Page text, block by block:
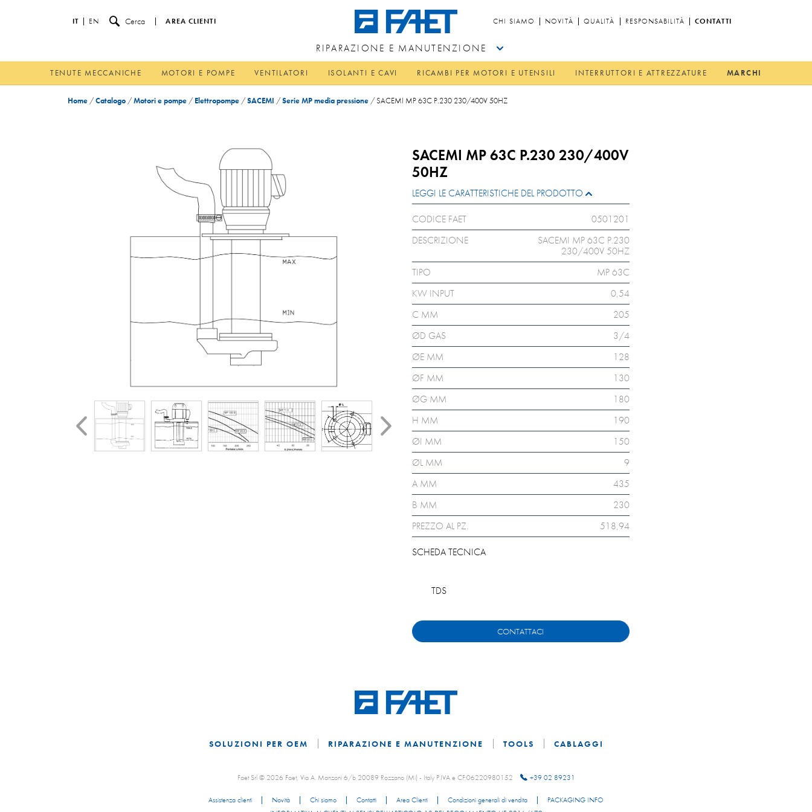
IT EN Cerca AREA CLIENTI CHI SIAMO NOVITÀ QUALITÀ RESPONSABILITÀ CONTATTI
RIPARAZIONE E MANUTENZIONE
TENUTE MECCANICHE MOTORI E POMPE VENTILATORI ISOLANTI E CAVI RICAMBI PER MOTORI E UTENSILI INTERRUTTORI E ATTREZZATURE MARCHI
Home /Catalogo /Motori e pompe / Elettropompe /SACEMI /Serie MP media pressione /SACEMI MP 63C P.230 230/400V 50HZ
SACEMI MP 63C P.230 230/400V
50HZ
LEGGI LE CARATTERISTICHE DEL PRODOTTO
CODICE FAET
0501201
DESCRIZIONE
SACEMI MP 63C P.230
230/400V 50HZ
TIPO
MP 63C
KW INPUT
0,54
C MM
205
ØD GAS
3/4
ØE MM
128
ØF MM
130
ØG MM
180
H MM
190
ØI MM
150
ØL MM
9
A MM
435
B MM
230
PREZZO AL PZ.
518,94
SCHEDA TECNICA
TDS
CONTATTACI
SOLUZIONI PER OEM RIPARAZIONE E MANUTENZIONE TOOLS CABLAGGI
Faet Srl © 2026 Faet, Via A. Manzoni 6/b 20089 Rozzano (Mi) - Italy P.IVA e CF:06220980152 +39 02 89231
Assistenza clienti Novità Chi siamo Contatti Area Clienti Condizioni generali di vendita
PACKAGING INFO